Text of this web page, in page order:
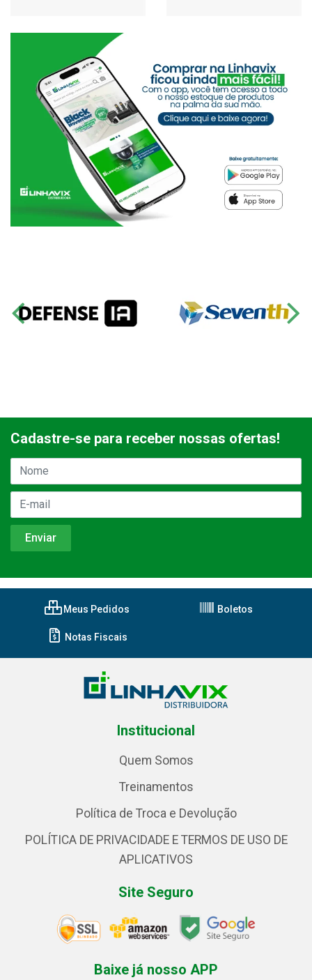
Cadastre-se para receber nossas ofertas!
Meus Pedidos Boletos
Notas Fiscais
Institucional
Quem Somos
Treinamentos
Política de Troca e Devolução
POLÍTICA DE PRIVACIDADE E TERMOS DE USO DE
APLICATIVOS
Site Seguro
Baixe já nosso APP